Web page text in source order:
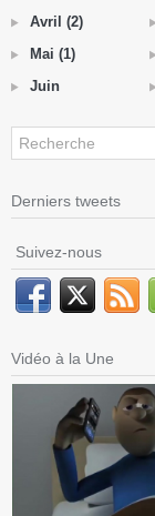
Avril (2)
Mai (1)
Juin
Derniers tweets
Suivez-nous
Vidéo à la Une